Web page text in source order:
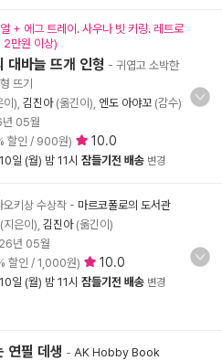
+ 에그 트레이. 사우나 빗 키링. 레트로
2만원 이상)
대바늘 뜨개 인형 - 귀엽고 소박한
뜨기
), 김진아(옮긴이), 엔도 아야꼬 (감수)
05월
할인 / 900원) 10.0
일 (월) 밤 11시 잠들기전 배송 변경
키상 수상작 - 마르코폴로의 도서관
(지은이), 김진아(옮긴이)
년 05월
할인 / 1,000원) 10.0
일 (월) 밤 11시 잠들기전 배송 변경
연필 데생 - AK Hobby Book